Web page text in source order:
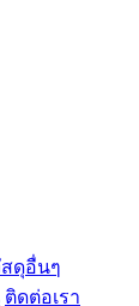
ดุอื่นๆ
ติดต่อเรา